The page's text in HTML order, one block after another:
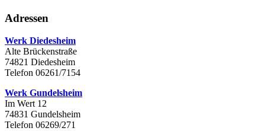
Adressen
Werk Diedesheim
Alte Brückenstraße
74821 Diedesheim
Telefon 06261/7154
Werk Gundelsheim
Im Wert 12
74831 Gundelsheim
Telefon 06269/271